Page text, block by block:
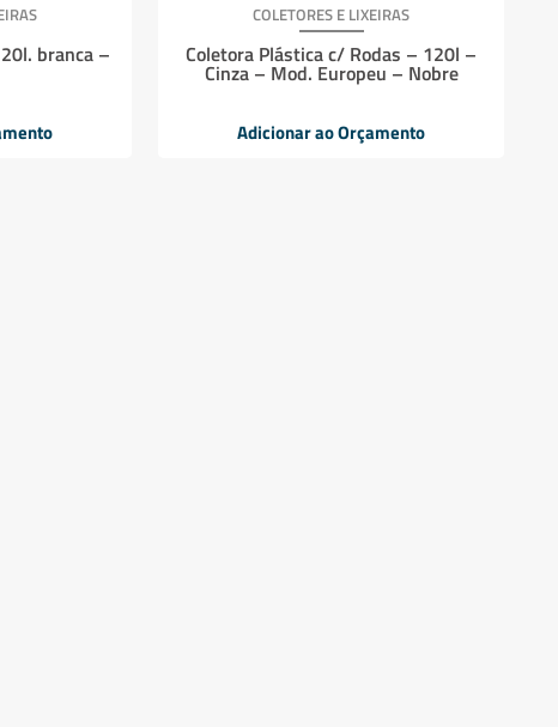
branca –
COLETORES E LIXEIRAS
Coletora Plástica c/ Rodas – 120l –
Cinza – Mod. Europeu – Nobre
Adicionar ao Orçamento